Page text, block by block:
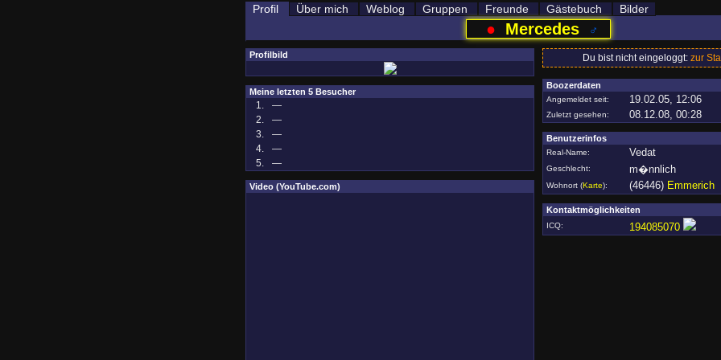
Profil Über mich Weblog Gruppen Freunde Gästebuch Bilder
● Mercedes ♂
Profilbild
Meine letzten 5 Besucher
1.
—
2.
—
3.
—
4.
—
5.
—
Video (YouTube.com)
Du bist nicht eingeloggt: zur
Boozerdaten
Angemeldet seit: 19.02.05, 12:06
Zuletzt gesehen: 08.12.08, 00:28
Benutzerinfos
Real-Name: Vedat
Geschlecht: m�nnlich
Wohnort (Karte): (46446) Emmerich
Kontaktmöglichkeiten
ICQ: 194085070